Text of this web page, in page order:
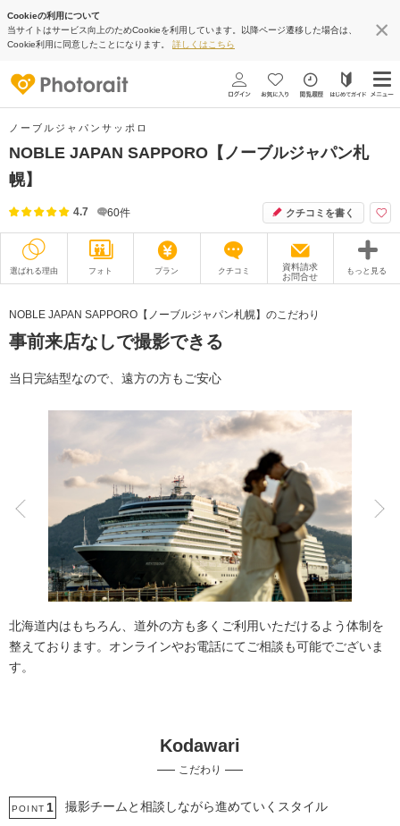
Cookieの利用について
当サイトはサービス向上のためCookieを利用しています。以降ページ遷移した場合は、
Cookie利用に同意したことになります。 詳しくはこちら
ノーブルジャパンサッポロ
NOBLE JAPAN SAPPORO【ノーブルジャパン札
幌】
4.7 60件 クチコミを書く
選ばれる理由 フォト プラン クチコミ
資料請求
お問合せ
もっと見る
衣装
オプション
アクセス/TEL スタジオトップ
こだわりポイント
チャペルでの撮影 ペットと撮影
自慢の修正技術
事前来店なしで撮影
持ち込み衣装
挙式フォト 家族・友人と撮影
海での撮影
人気スポットでの撮影
NOBLE JAPAN SAPPORO【ノーブルジャパン札幌】のこだわり
事前来店なしで撮影できる
当日完結型なので、遠方の方もご安心
北海道内はもちろん、道外の方も多くご利用いただけるよう体制を
整えております。オンラインやお電話にてご相談も可能でございま
す。
Kodawari
こだわり
POINT 1 撮影チームと相談しながら進めていくスタイル